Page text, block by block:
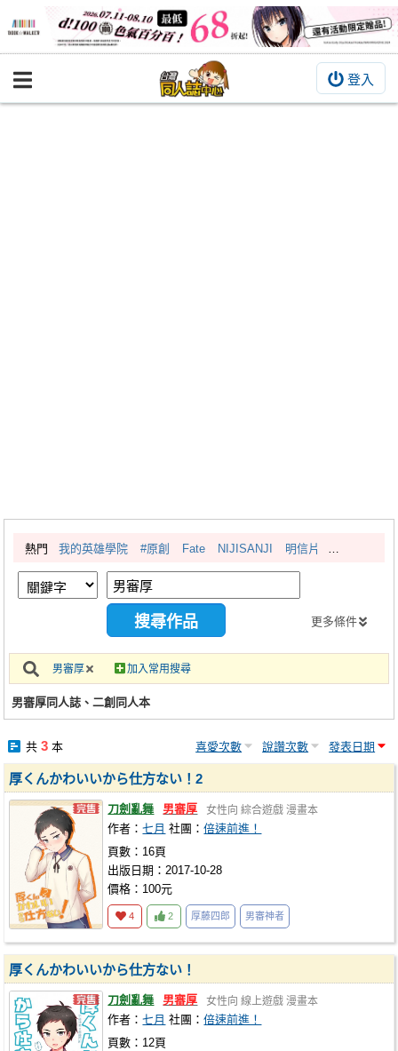
登入
BOOKY書集倉庫
繪圖藝廊
交流中心
攤位轉讓區
會員中心
註冊會員
熱門 我的英雄學院 #原創 Fate NIJISANJI 明信片
更多條件
男審厚 加入常用搜尋
男審厚同人誌、二創同人本
共 3本 喜愛次數 說讚次數 發表日期
厚くんかわいいから仕方ない！2
刀劍亂舞 男審厚 女性向 綜合遊戲 漫畫本
作者：七月 社團：倍速前進！
頁數：16頁
出版日期：2017-10-28
價格：100元
4 2 厚藤四郎 男審神者
厚くんかわいいから仕方ない！
刀劍亂舞 男審厚 女性向 線上遊戲 漫畫本
作者：七月 社團：倍速前進！
頁數：12頁